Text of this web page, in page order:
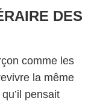
DES
comme les
la même
pensait